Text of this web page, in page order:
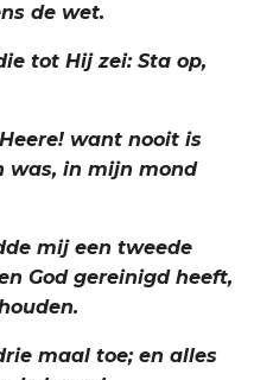
de wet.
tot Hij zei: Sta op,
want nooit is
was, in mijn mond
mij een tweede
God gereinigd heeft,
maal toe; en alles